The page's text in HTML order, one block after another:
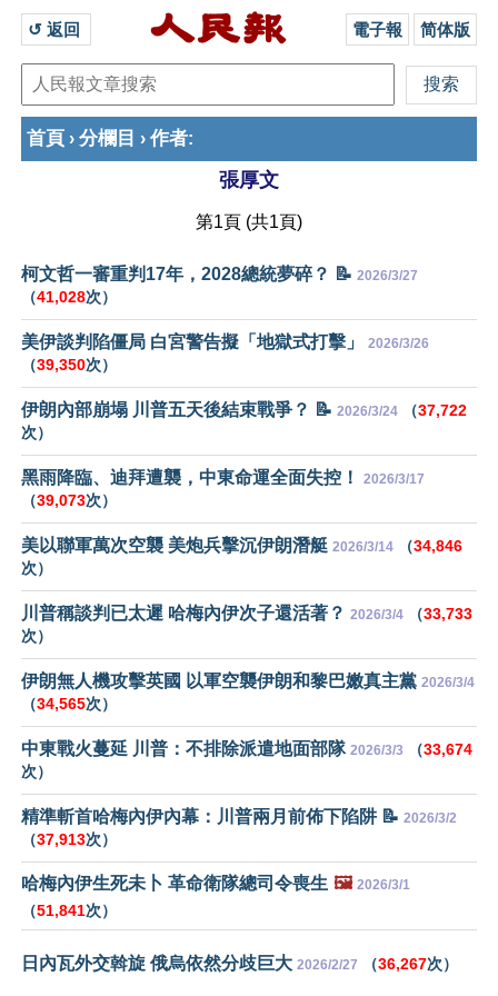
↺ 返回 電子報 简体版
首頁 › 分欄目 › 作者:
張厚文
第1頁 (共1頁)
柯文哲一審重判17年，2028總統夢碎？ 📝 2026/3/27
（41,028次）
美伊談判陷僵局 白宮警告擬「地獄式打擊」 2026/3/26
（39,350次）
伊朗內部崩塌 川普五天後結束戰爭？ 📝 2026/3/24 （37,722
次）
黑雨降臨、迪拜遭襲，中東命運全面失控！ 2026/3/17
（39,073次）
美以聯軍萬次空襲 美炮兵擊沉伊朗潛艇 2026/3/14 （34,846
次）
川普稱談判已太遲 哈梅內伊次子還活著？ 2026/3/4 （33,733
次）
伊朗無人機攻擊英國 以軍空襲伊朗和黎巴嫩真主黨 2026/3/4
（34,565次）
中東戰火蔓延 川普：不排除派遣地面部隊 2026/3/3 （33,674
次）
精準斬首哈梅內伊內幕：川普兩月前佈下陷阱 📝 2026/3/2
（37,913次）
哈梅內伊生死未卜 革命衛隊總司令喪生 🖼️ 2026/3/1
（51,841次）
日內瓦外交斡旋 俄烏依然分歧巨大 2026/2/27 （36,267次）